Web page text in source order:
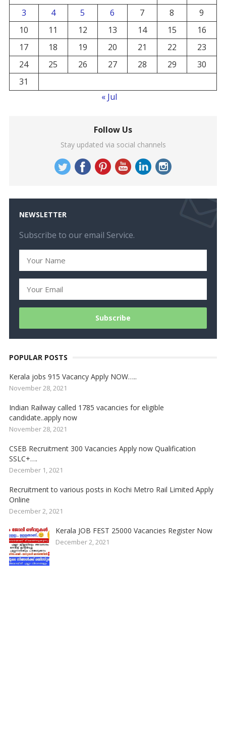
3
4 5 6 7 8
9
10
11 12 13 14 15
16
17
18 19 20 21 22
23
24
25 26 27 28 29
30
31
« Jul
Follow Us
Stay updated via social channels
NEWSLETTER
Subscribe to our email Service.
POPULAR POSTS
Kerala jobs 915 Vacancy Apply NOW…..
November 28, 2021
Indian Railway called 1785 vacancies for eligible
candidate..apply now
November 28, 2021
CSEB Recruitment 300 Vacancies Apply now Qualification
SSLC+….
December 1, 2021
Recruitment to various posts in Kochi Metro Rail Limited Apply
Online
December 2, 2021
Kerala JOB FEST 25000 Vacancies Register Now
December 2, 2021